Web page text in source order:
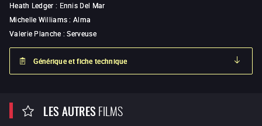
Heath Ledger : Ennis Del Mar
Michelle Williams:Alma
Valerie Planche :Serveuse
Générique et fiche technique
LES AUTRESFILMS